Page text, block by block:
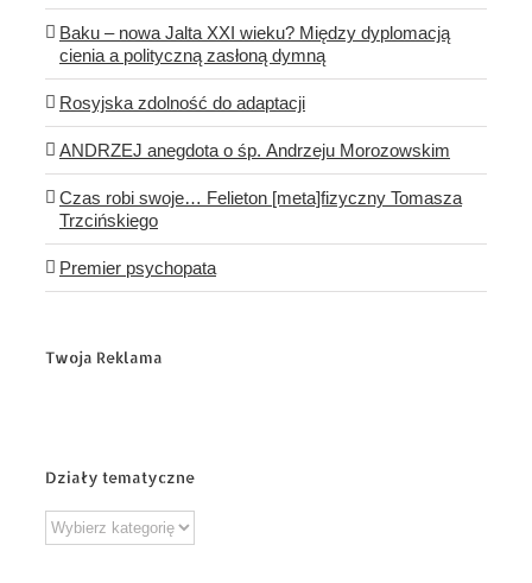
Baku – nowa Jalta XXI wieku? Między dyplomacją
cienia a polityczną zasłoną dymną
Rosyjska zdolność do adaptacji
ANDRZEJ anegdota o śp. Andrzeju Morozowskim
Czas robi swoje… Felieton [meta]fizyczny Tomasza
Trzcińskiego
Premier psychopata
Twoja Reklama
Działy tematyczne
Działy
tematyczne